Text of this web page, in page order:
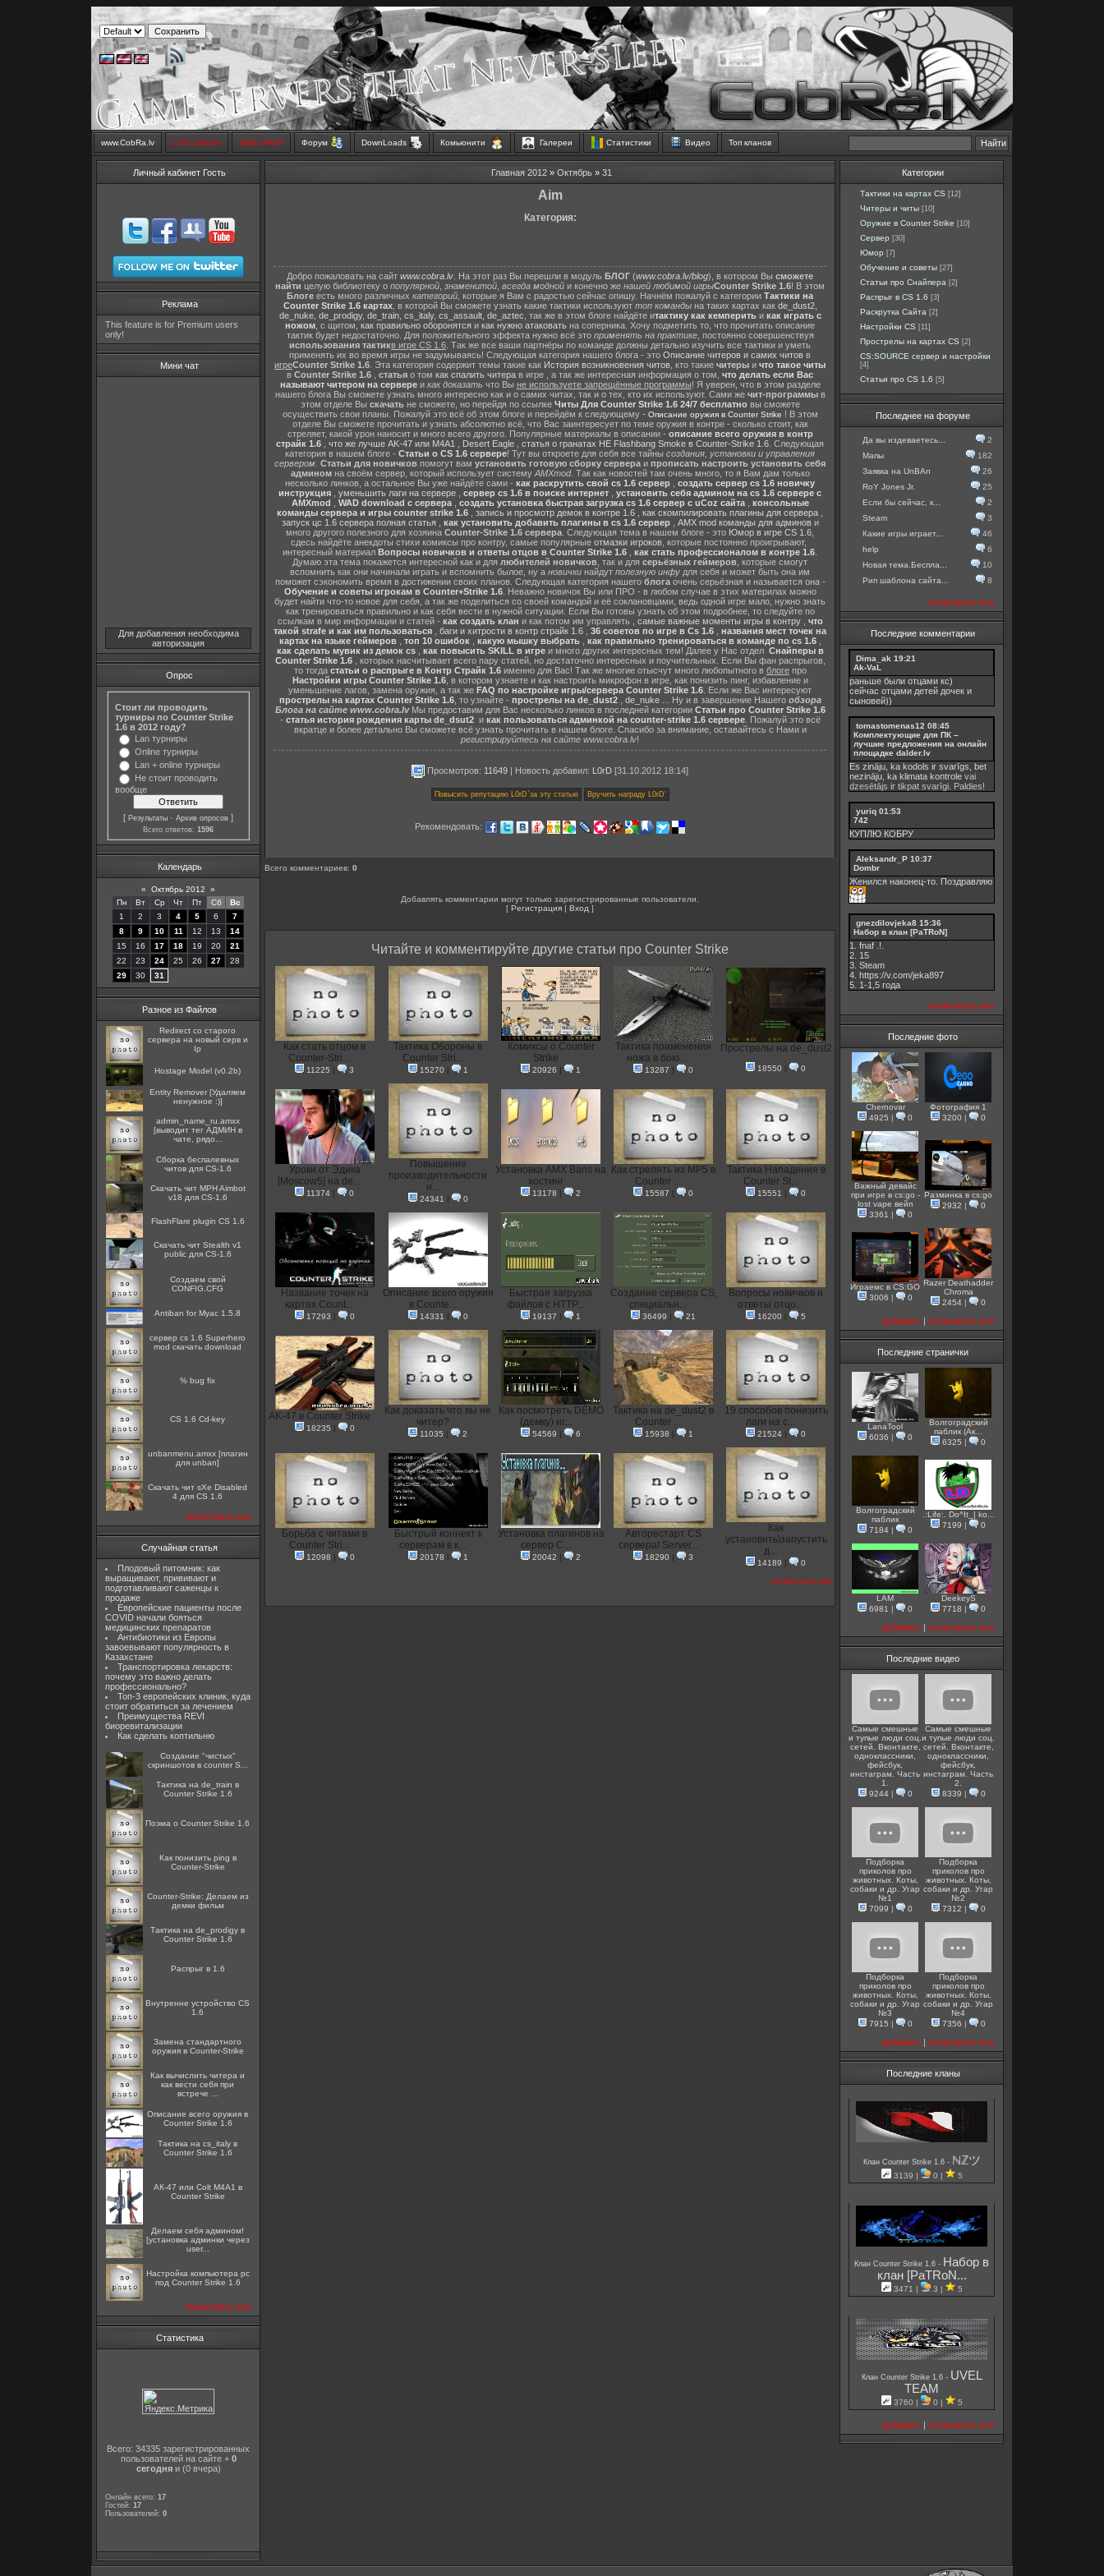
www.CobRa.lv LIVE Stream SMS SHOP Форум DownLoads Комьюнити Галереи Статистики Видео Топ кланов
Личный кабинет Гость
Реклама
This feature is for Premium users
only!
Мини чат
Для добавления необходима
авторизация
Опрос
Стоит ли проводить
турниры по Counter Strike
1.6 в 2012 году?
Lan турниры
Online турниры
Lan + online турниры
Не стоит проводить
вообще
[ Результаты · Архив опросов ]
Всего ответов: 1596
Календарь
« Октябрь 2012
»
Пн
Вт Ср Чт Пт Сб
Вс
1
2 3 4 5 6
7
8
9 10 11 12 13
14
15
16 17 18 19 20
21
22
23 24 25 26 27
28
29
30 31
Разное из Файлов
Redirect со старого
сервера на новый серв и
Ip
Hostage Model (v0.2b)
Entity Remover [Удаляем
ненужное :)]
admin_name_ru.amxx
[выводит тег АДМИН в
чате, рядо...
Сборка беспалевных
читов для CS-1.6
Скачать чит MPH Aimbot
v18 для CS-1.6
FlashFlare plugin CS 1.6
Скачать чит Stealth v1
public для CS-1.6
Создаем свой
CONFIG.CFG
Antiban for Myac 1.5.8
сервер cs 1.6 Superhero
mod скачать download
% bug fix
CS 1.6 Cd-key
unbanmenu.amxx [плагин
для unban]
Скачать чит sXe Disabled
4 для CS 1.6
посмотреть все
Случайная статья
Плодовый питомник: как
выращивают, прививают и
подготавливают саженцы к
продаже
Европейские пациенты после
COVID начали бояться
медицинских препаратов
Антибиотики из Европы
завоевывают популярность в
Казахстане
Транспортировка лекарств:
почему это важно делать
профессионально?
Топ-3 европейских клиник, куда
стоит обратиться за лечением
Преимущества REVI
биоревитализации
Как сделать коптильню
Создание "чистых"
скриншотов в counter S...
Тактика на de_train в
Counter Strike 1.6
Поэма о Counter Strike 1.6
Как понизить ping в
Counter-Strike
Counter-Strike: Делаем из
демки фильм
Тактика на de_prodigy в
Counter Strike 1.6
Распрыг в 1.6
Внутренне устройство CS
1.6
Замена стандартного
оружия в Counter-Strike
Как вычислить читера и
как вести себя при
встрече ...
Описание всего оружия в
Counter Strike 1.6
Тактика на cs_italy в
Counter Strike 1.6
АК-47 или Colt M4A1 в
Counter Strike
Делаем себя админом!
[установка админки через
user...
Настройка компьютера pc
под Counter Strike 1.6
посмотреть все
Статистика
Всего: 34335 зарегистрированных
пользователей на сайте + 0
сегодняи (0 вчера)
Онлайн всего: 17
Гостей: 17
Пользователей: 0
Главная 2012 » Октябрь » 31
Aim
Категория:
Добро пожаловать на сайт www.cobra.lv . На этот раз Вы перешли в модуль БЛОГ (www.cobra.lv/blog), в котором Вы сможете
найти целую библиотеку о популярной знаменитой всегда модной и конечно же нашей любимой игрыCounter Strike 1.6! В этом
Блоге есть много различных категорий , которые я Вам с радостью сейчас опишу. Начнём пожалуй с категории Тактики на
Counter Strike 1.6 картах, в которой Вы сможете узнать какие тактики используют топ командына таких картах как de_dust2,
de_nuke, de_prodigy, de_train, cs_italy, cs_assault, de_aztec , так же в этом блоге найдёте итактику как кемперитьи как играть с
ножом , с щитом, как правильно оборонятся и как нужно атаковать на соперника. Хочу подметить то, что прочитать описание
тактик будет недостаточно. Для положительного эффекта нужно всё это применять на практике, постоянно совершенствуя
использования тактикв игре CS 1.6 . Так же все ваши партнёры по команде должны детально изучить все тактики и уметь
применять их во время игры не задумываясь! Следующая категория нашего блога - это Описание читеров и самих читов в
игреCounter Strike 1.6 . Эта категория содержит темы такие как История возникновения читов , кто такие читеры и что такое читы
в Counter Strike 1.6 статья о том как спалить читера в игре , а так же интересная информация о том, что делать если Вас
называют читером на сервереи как доказать что Вы не используете запрещённые программы! Я уверен, что в этом разделе
нашего блога Вы сможете узнать много интересно как и о самих читах, так и о тех, кто их используют. Сами же чит-программыв
этом отделе Вы скачатьне сможете, но перейдя по ссылке Читы Для Counter Strike 1.6 24/7 бесплатновы сможете
осуществить свои планы. Пожалуй это всё об этом блоге и перейдём к следующему - Описание оружия в Counter Strike ! В этом
отделе Вы сможете прочитать и узнать абсолютно всё, что Вас заинтересует по теме оружия в контре - сколько стоит, как
стреляет, какой урон наносит и много всего другого. Популярные материалы в описании - описание всего оружия в контр
страйк 1.6
что же лучше AK-47 или M4A1 Desert Eagle статья о гранатах HE Flashbang Smoke в Counter-Strike 1.6 . Следующая
категория в нашем блоге - Статьи о CS 1.6 сервере! Тут вы откроете для себя все тайны создания, установки и управления
сервером Статьи для новичков помогут вам установить готовую сборку сервера и прописать настроить установить себя
админомна своём сервер, который использует систему AMXmod. Так как новостей там очень много, то я Вам дам только
несколько линков, а остальное Вы уже найдёте сами - как раскрутить свой cs 1.6 сервер
создать сервер cs 1.6 новичку
инструкция
уменьшить лаги на сервере сервер cs 1.6 в поиске интернет
установить себя админом на cs 1.6 сервере с
AMXmod
WAD download с сервера, создать установка быстрая загрузка cs 1.6 сервер с uCoz сайта, консольные
команды сервера и игры counter strike 1.6
запись и просмотр демок в контре 1.6 как скомпилировать плагины для сервера
запуск цс 1.6 сервера полная статья, как установить добавить плагины в cs 1.6 сервер, AMX mod команды для админови
много другого полезного для хозяина Counter-Strike 1.6 сервера . Следующая тема в нашем блоге - это Юмор в игре CS 1.6
сдесь найдёте анекдоты стихи комиксы про контру, самые популярные отмазки игроков , которые постоянно проигрывают,
интересный материал Вопросы новичков и ответы отцов в Counter Strike 1.6 как стать профессионалом в контре 1.6
Думаю эта тема покажется интересной как и для любителей новичков , так и для серьёзных геймеров , которые смогут
вспомнить как они начинали играть и вспомнить былое, ну а новички найдут полезную инфу для себя и может быть она им
поможет сэкономить время в достижении своих планов. Следующая категория нашего блогаочень серьёзная и называется она -
Обучение и советы игрокам в Counter+Strike 1.6. Неважно новичок Вы или ПРО - в любом случае в этих материлах можно
будет найти что-то новое для себя, а так же поделиться со своей командой и её соклановцами, ведь одной игре мало, нужно знать
как тренироваться правильно и как себя вести в нужной ситуации. Если Вы готовы узнать об этом подробнее, то следуйте по
ссылкам в мир информации и статей - как создать клан и как потом им управлять , самые важные моменты игры в контру, что
такой strafe и как им пользоваться
баги и хитрости в контр страйк 1.6 36 советов по игре в Cs 1.6
названия мест точек на
картах на языке геймеров, топ 10 ошибок, какую мышку выбрать, как правильно тренироваться в команде по cs 1.6,
как сделать мувик из демок cs, как повысить SKILL в игреи много других интересных тем! Далее у Нас отдел Снайперы в
Counter Strike 1.6, которых насчитывает всего пару статей, но достаточно интересных и поучительных. Если Вы фан распрыгов,
то тогда статьи о распрыге в Контр Страйк 1.6именно для Вас! Так же многие отысчут много любопытного в блогепро
Настройки игры Counter Strike 1.6, в котором узнаете и как настроить микрофон в игре, как понизить пинг, избавление и
уменьшение лагов, замена оружия, а так же FAQ по настройке игры/сервера Counter Strike 1.6 . Если же Вас интересуют
прострелы на картах Counter Strike 1.6, то узнайте - прострелы на de_dust2, de_nuke... Ну и в завершение Нашего обзора
Блога на сайте www.cobra.lvМы предоставим для Вас несколько линков в последней категории Статьи про Counter Strike 1.6
- статья история рождения карты de_dsut2и как пользоваться админкой на counter-strike 1.6 сервере. Пожалуй это всё
вкратце и более детально Вы сможете всё узнать прочитать в нашем блоге. Спасибо за внимание, оставайтесь с Нами и
регистрируйтесь на сайте www.cobra.lv!
Просмотров: 11649 | Новость добавил: L0rD [31.10.2012 18:14]
Рекомендовать:
Всего комментариев: 0
Добавлять комментарии могут только зарегистрированные пользователи.
[ Регистрация | Вход ]
Читайте и комментируйте другие статьи про Counter Strike
Как стать отцом в
Counter-Stri...
11225 | 3
Тактика Обороны в
Counter Stri...
15270 | 1
Комиксы о Counter
Strike
20926 | 1
Тактика применения
ножа в бою ...
13287 | 0
Прострелы на de_dust2
18550 | 0
Уроки от Эдика
[Moscow5] на de...
11374 | 0
Повышение
производительности
и...
24341 | 0
Установка AMX Bans на
хостинг
13178 | 2
Как стрелять из MP5 в
Counter ...
15587 | 0
Тактика Нападения в
Counter St...
15551 | 0
Название точек на
картах Count...
17293 | 0
Описание всего оружия
в Counte...
14331 | 0
Быстрая загрузка
файлов с HTTP...
19137 | 1
Создание сервера CS,
специальн...
36499 | 21
Вопросы новичков и
ответы отцо...
16200 | 5
AK-47 в Counter Strike
18235 | 0
Как доказать что вы не
читер?
11035 | 2
Как посмотреть DEMO
(демку) иг...
54569 | 6
Тактика на de_dust2 в
Counter ...
15938 | 1
19 способов понизить
лаги на с...
21524 | 0
Борьба с читами в
Counter Stri...
12098 | 0
Быстрый коннект к
серверам в к...
20178 | 1
Установка плагинов на
сервер C...
20042 | 2
Авторестарт CS
сервера! Server...
18290 | 3
Как
установить\запустить
д...
14189 |
0
посмотреть все
Категории
Тактики на картах CS [12]
Читеры и читы [10]
Оружие в Counter Strike [10]
Сервер [30]
Юмор [7]
Обучение и советы [27]
Статьи про Снайпера [2]
Распрыг в CS 1.6 [3]
Раскрутка Сайта [2]
Настройки CS [11]
Прострелы на картах CS [2]
CS:SOURCE сервер и настройки
[4]
Статьи про CS 1.6 [5]
Последнее на форуме
Да вы издеваетесь...
2
Мапы
182
Заявка на UnBAn
26
RoY Jones Jr.
25
Если бы сейчас, к...
2
Steam
3
Какие игры играет...
46
help
6
Новая тема.Беспла...
10
Рип шаблона сайта...
8
посмотреть все
Последние комментарии
Dima_ak 19:21
Ak-VaL
раньше были отцами кс)
сейчас отцами детей дочек и
сыновей))
tomastomenas12 08:45
Комплектующие для ПК –
лучшие предложения на онлайн
площадке dalder.lv
Es zināju, ka kodols ir svarīgs, bet
nezināju, ka klimata kontrole vai
dzesētājs ir tikpat svarīgi. Paldies!
yuriq 01:53
742
КУПЛЮ КОБРУ
Aleksandr_P 10:37
Dombr
Женился наконец-то. Поздравляю
gnezdilovjeka8 15:36
Набор в клан [PaTRoN]
1. fnaf .!.
2. 15
3. Steam
4. https://v.com/jeka897
5. 1-1,5 годa
посмотреть все
Последние фото
Chernovar
4925 | 0
Фотография 1
3200 | 0
Важный девайс
при игре в cs:go -
lost vape вейп
3361 | 0
Разминка в cs:go
2932 | 0
Играемс в CS:GO
3006 | 0
Razer Deathadder
Chroma
2454 | 0
добавить | посмотреть все
Последние странички
LanaTool
6036 | 0
Волгоградский
паблик (Ак...
6325 | 0
Волгоградский
паблик
7184 | 0
.:Life:. Do^It_| ko...
7199 | 0
LAM
6981 | 0
DeekeyS
7718 | 0
добавить | посмотреть все
Последние видео
Самые смешные
и тупые люди соц.
сетей. Вконтакте,
одноклассники,
фейсбук,
инстаграм. Часть
1.
9244| 0
Самые смешные
и тупые люди соц.
сетей. Вконтакте,
одноклассники,
фейсбук,
инстаграм. Часть
2.
8339 | 0
Подборка
приколов про
животных. Коты,
собаки и др. Угар
№1
7099 | 0
Подборка
приколов про
животных. Коты,
собаки и др. Угар
№2
7312 | 0
Подборка
приколов про
животных. Коты,
собаки и др. Угар
№3
7915 | 0
Подборка
приколов про
животных. Коты,
собаки и др. Угар
№4
7356 | 0
добавить | посмотреть все
Последние кланы
Клан Counter Strike 1.6 - ℕℤツ
3139 | 0 | 5
Клан Counter Strike 1.6 - Набор в
клан [PaTRoN...
3471 | 3 | 5
Клан Counter Strike 1.6 - UVEL
TEAM
3760 | 0 | 5
добавить | посмотреть все